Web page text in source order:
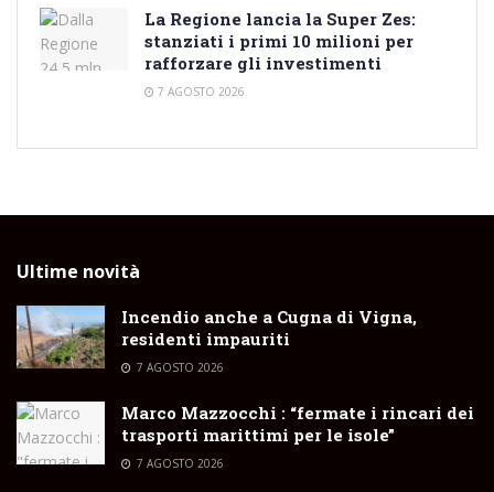
La Regione lancia la Super Zes:
stanziati i primi 10 milioni per
rafforzare gli investimenti
7 AGOSTO 2026
Ultime novità
Incendio anche a Cugna di Vigna,
residenti impauriti
7 AGOSTO 2026
Marco Mazzocchi : “fermate i rincari dei
trasporti marittimi per le isole”
7 AGOSTO 2026